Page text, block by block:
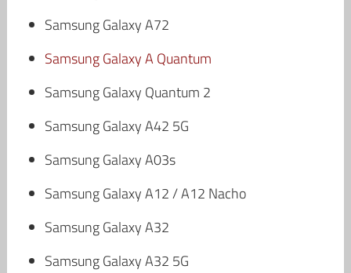
Samsung Galaxy A72
Samsung Galaxy A Quantum
Samsung Galaxy Quantum 2
Samsung Galaxy A42 5G
Samsung Galaxy A03s
Samsung Galaxy A12 / A12 Nacho
Samsung Galaxy A32
Samsung Galaxy A32 5G